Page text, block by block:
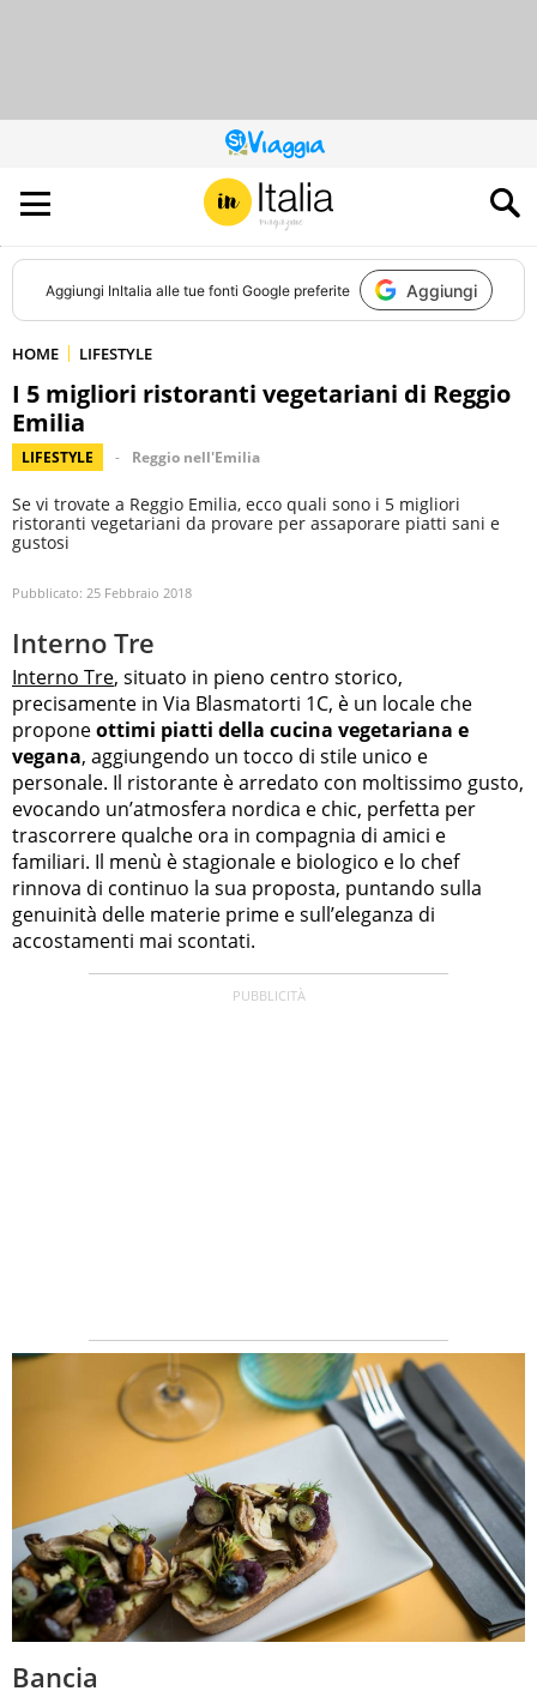
QUESTO
SITO
CONTRIBUISCE
ALL’AUDIENCE
DI
Aggiungi InItalia alle tue fonti Google preferite Aggiungi
HOME LIFESTYLE
I 5 migliori ristoranti vegetariani di Reggio
Emilia
LIFESTYLE Reggio nell'Emilia
Se vi trovate a Reggio Emilia, ecco quali sono i 5 migliori
ristoranti vegetariani da provare per assaporare piatti sani e
gustosi
Pubblicato: 25 Febbraio 2018
Interno Tre
Interno Tre, situato in pieno centro storico,
precisamente in Via Blasmatorti 1C, è un locale che
proponeottimi piatti della cucina vegetariana e
vegana, aggiungendo un tocco di stile unico e
personale. Il ristorante è arredato con moltissimo gusto,
evocando un’atmosfera nordica e chic, perfetta per
trascorrere qualche ora in compagnia di amici e
familiari. Il menù è stagionale e biologico e lo chef
rinnova di continuo la sua proposta, puntando sulla
genuinità delle materie prime e sull’eleganza di
accostamenti mai scontati.
Bancia